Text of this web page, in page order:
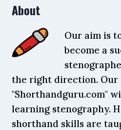
About
Our aim is
become a
the right direction. Our
"Shorthandguru.com"
learning stenography.
shorthand skills are